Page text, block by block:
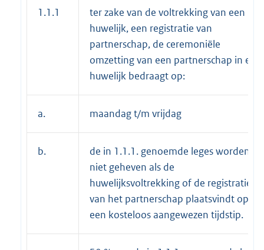
1.1.1
ter zake van de voltrekking van een
huwelijk, een registratie van
partnerschap, de ceremoniële
omzetting van een partnerschap in een
huwelijk bedraagt op:
a. maandag t/m vrijdag
b.
de in 1.1.1. genoemde leges worden
niet geheven als de
huwelijksvoltrekking of de registratie
van het partnerschap plaatsvindt op
een kosteloos aangewezen tijdstip.